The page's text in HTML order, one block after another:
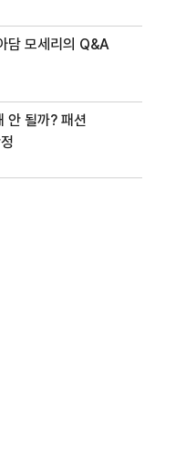
담 모세리의 Q&A
안 될까? 패션